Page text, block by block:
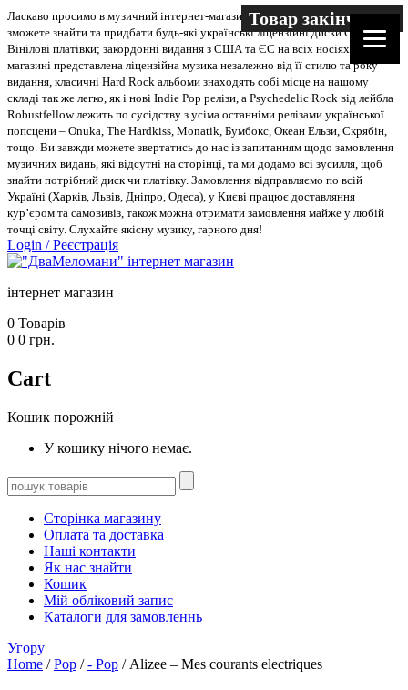
Ласкаво просимо в музичний інтернет-магазин “Два меломани”. У нас Ви
зможете знайти та придбати будь-які українські ліцензійні диски CD, DVD,
Вінілові платівки; закордонні видання з США та ЄС на всіх носіях. В
магазині представлена ліцензійна музика незалежно від її стилю та року
видання, класичні Hard Rock альбоми знаходять собі місце на нашому
складі так же легко, як і нові Indie Pop релізи, а Psychedelic Rock від лейбла
Robustfellow лежить по сусідству з усіма останніми релізами української
попсцени – Onuka, The Hardkiss, Monatik, Бумбокс, Океан Ельзи, Скрябін,
тощо. Ви завжди можете звертатись до нас із запитанням щодо замовлення
музичних видань, які відсутні на сторінці, та ми додамо всі зусилля, щоб
знайти потрібний диск чи платівку. Замовлення відправляємо по всій
Україні (Харків, Львів, Дніпро, Одеса), у Києві працює доставляння
кур’єром та самовивіз, також можна отримати замовлення майже у любій
точці світу. Слухайте якісну музику, гарного дня!
Login /Реєстрація
інтернет магазин
0 Товарів
0 0 грн.
Cart
Кошик порожній
У кошику нічого немає.
Сторінка магазину
Оплата та доставка
Наші контакти
Як нас знайти
Кошик
Мій обліковий запис
Каталоги для замовленнь
Угору
Home /Pop /- Pop / Alizee – Mes courants electriques
Товар закінчився